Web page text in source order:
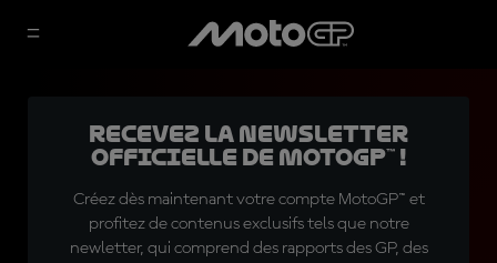
Recevez la Newsletter
officielle de MotoGP™ !
Créez dès maintenant votre compte MotoGP™ et
profitez de contenus exclusifs tels que notre
newletter, qui comprend des rapports des GP, des